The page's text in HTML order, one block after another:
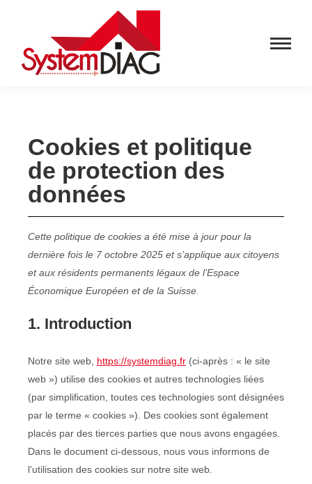
Cookies et politique
de protection des
données
Cette politique de cookies a été mise à jour pour la
dernière fois le 7 octobre 2025 et s’applique aux citoyens
et aux résidents permanents légaux de l’Espace
Économique Européen et de la Suisse.
1. Introduction
Notre site web, https://systemdiag.fr (ci-après : « le site
web ») utilise des cookies et autres technologies liées
(par simplification, toutes ces technologies sont désignées
par le terme « cookies »). Des cookies sont également
placés par des tierces parties que nous avons engagées.
Dans le document ci-dessous, nous vous informons de
l’utilisation des cookies sur notre site web.